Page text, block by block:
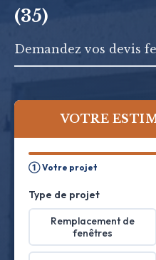
(35)
Demandez vos devis
VOTRE
① Votre projet
Type de projet
Remplacement de
fenêtres